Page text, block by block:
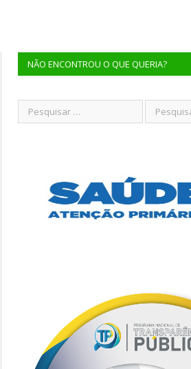
NÃO ENCONTROU O QUE QUERIA?